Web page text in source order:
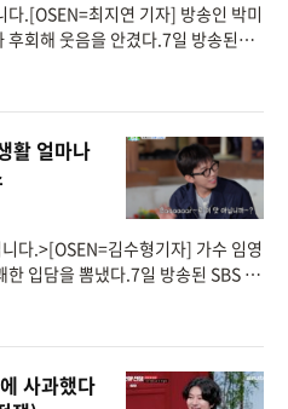
다.[OSEN=최지연 기자] 방송인 박미
회해 웃음을 안겼다.7일 방송된MB
활 얼마나
다.>[OSEN=김수형기자] 가수 임영
입담을 뽐냈다.7일 방송된 SBS 예
사과했다